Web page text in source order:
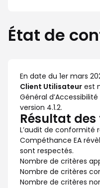
État de
En date du 1er mars
Client Utilisateur est
Général
version 4.1.2.
Résultat des
L’audit de conformité
Compéthance EA
sont respectés.
Nombre de critères
Nombre de critères
Nombre de critères